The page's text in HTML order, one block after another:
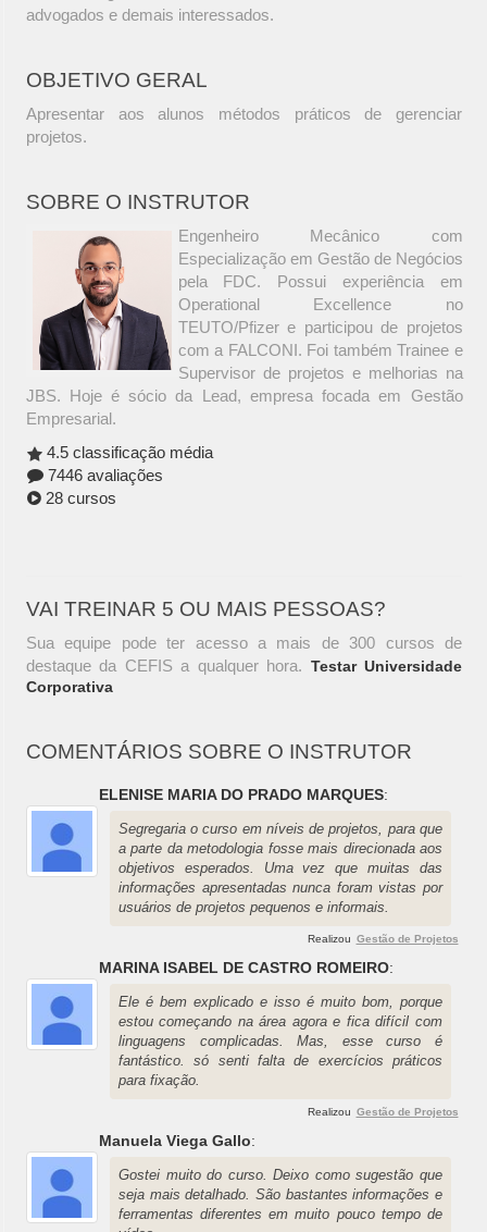
advogados e demais interessados.
OBJETIVO GERAL
Apresentar aos alunos métodos práticos de gerenciar
projetos.
SOBRE O INSTRUTOR
Engenheiro Mecânico com
Especialização em Gestão de Negócios
pela FDC. Possui experiência em
Operational Excellence no
TEUTO/Pfizer e participou de projetos
com a FALCONI. Foi também Trainee e
Supervisor de projetos e melhorias na
JBS. Hoje é sócio da Lead, empresa focada em Gestão
Empresarial.
4.5 classificação média
7446 avaliações
28 cursos
VAI TREINAR 5 OU MAIS PESSOAS?
Sua equipe pode ter acesso a mais de 300 cursos de
destaque da CEFIS a qualquer hora. Testar Universidade
Corporativa
COMENTÁRIOS SOBRE O INSTRUTOR
ELENISE MARIA DO PRADO MARQUES:
Segregaria o curso em níveis de projetos, para que
a parte da metodologia fosse mais direcionada aos
objetivos esperados. Uma vez que muitas das
informações apresentadas nunca foram vistas por
usuários de projetos pequenos e informais.
Realizou Gestão de Projetos
MARINA ISABEL DE CASTRO ROMEIRO:
Ele é bem explicado e isso é muito bom, porque
estou começando na área agora e fica difícil com
linguagens complicadas. Mas, esse curso é
fantástico. só senti falta de exercícios práticos
para fixação.
Realizou Gestão de Projetos
Manuela Viega Gallo:
Gostei muito do curso. Deixo como sugestão que
seja mais detalhado. São bastantes informações e
ferramentas diferentes em muito pouco tempo de